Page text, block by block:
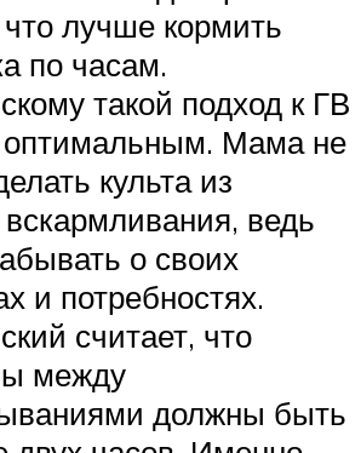
что лучше кормить
по часам.
такой подход к ГВ
оптимальным. Мама не
культа из
вскармливания, ведь
о своих
и потребностях.
считает, что
между
должны быть